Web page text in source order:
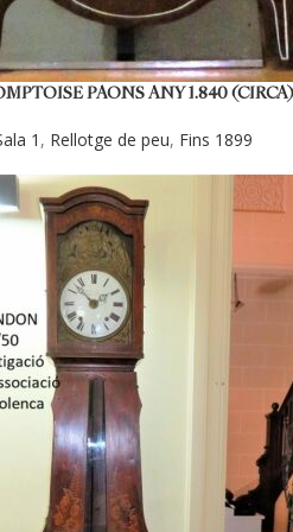
PAONS ANY 1.840
1 , Rellotge de peu, Fins 1899